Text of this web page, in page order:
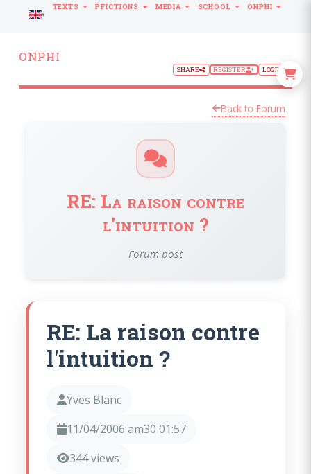
ONPHI
SHARE REGISTER LOGIN
Back to Forum
RE: La raison contre
l'intuition ?
Forum post
RE: La raison contre
l'intuition ?
Yves Blanc
11/04/2006 am30 01:57
344 views
LANGUAGE
TEXTS PFICTIONS MEDIA SCHOOL ONPHI